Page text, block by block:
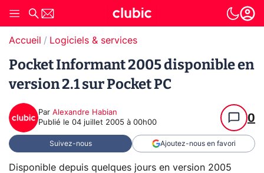
Accueil Logiciels & services
Pocket Informant 2005 disponible en
version 2.1 sur Pocket PC
Par Alexandre Habian
Publié le 04 juillet 2005 à 00h00 0
Suivez-nous Ajoutez-nous en favori
Disponible depuis quelques jours en version 2005